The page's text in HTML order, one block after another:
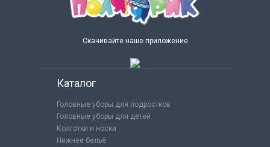
Скачивайте наше приложение
Каталог
Головные уборы для подростков
Головные уборы для детей
Колготки и носки
Нижнее бельё